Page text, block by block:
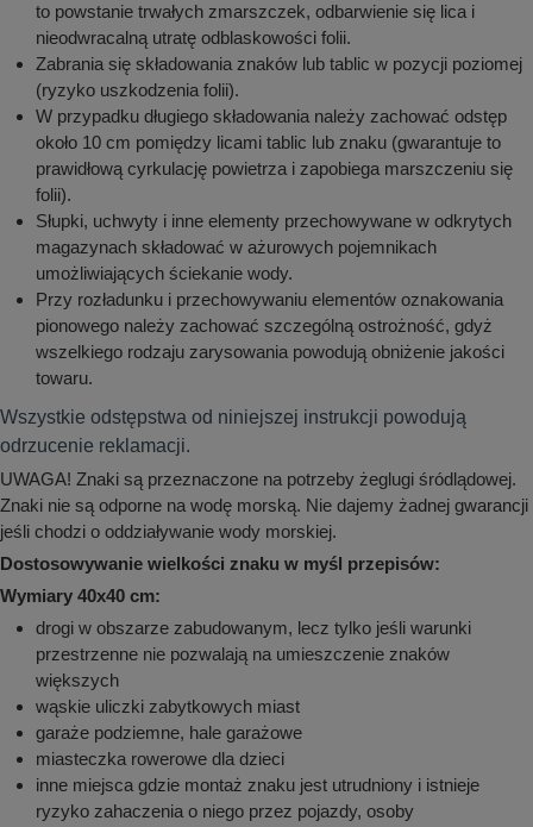
to powstanie trwałych zmarszczek, odbarwienie się lica i
nieodwracalną utratę odblaskowości folii.
Zabrania się składowania znaków lub tablic w pozycji poziomej
(ryzyko uszkodzenia folii).
W przypadku długiego składowania należy zachować odstęp
około 10 cm pomiędzy licami tablic lub znaku (gwarantuje to
prawidłową cyrkulację powietrza i zapobiega marszczeniu się
folii).
Słupki, uchwyty i inne elementy przechowywane w odkrytych
magazynach składować w ażurowych pojemnikach
umożliwiających ściekanie wody.
Przy rozładunku i przechowywaniu elementów oznakowania
pionowego należy zachować szczególną ostrożność, gdyż
wszelkiego rodzaju zarysowania powodują obniżenie jakości
towaru.
Wszystkie odstępstwa od niniejszej instrukcji powodują
odrzucenie reklamacji.
UWAGA! Znaki są przeznaczone na potrzeby żeglugi śródlądowej.
Znaki nie są odporne na wodę morską. Nie dajemy żadnej gwarancji
jeśli chodzi o oddziaływanie wody morskiej.
Dostosowywanie wielkości znaku w myśl przepisów:
Wymiary 40x40 cm:
drogi w obszarze zabudowanym, lecz tylko jeśli warunki
przestrzenne nie pozwalają na umieszczenie znaków
większych
wąskie uliczki zabytkowych miast
garaże podziemne, hale garażowe
miasteczka rowerowe dla dzieci
inne miejsca gdzie montaż znaku jest utrudniony i istnieje
ryzyko zahaczenia o niego przez pojazdy, osoby